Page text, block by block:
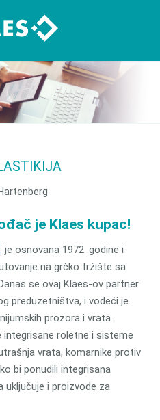
je Klaes kupac!
je osnovana 1972. godine i
na grčko tržište sa
se ovaj Klaes-ov partner
preduzetništva, i vodeći je
prozora i vrata.
integrisane roletne i sisteme
vrata, komarnike protiv
bi ponudili integrisana
uključuje i proizvode za